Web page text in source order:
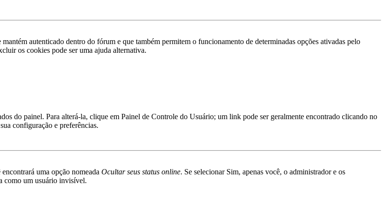
autenticado dentro do fórum e que também permitem o funcionamento de determinadas opções ativadas pelo
os cookies pode ser uma ajuda alternativa.
do painel. Para alterá-la, clique em Painel de Controle do Usuário; um link pode ser geralmente encontrado clicando no
configuração e preferências.
uma opção nomeada Ocultar seus status online. Se selecionar Sim, apenas você, o administrador e os
como um usuário invisível.